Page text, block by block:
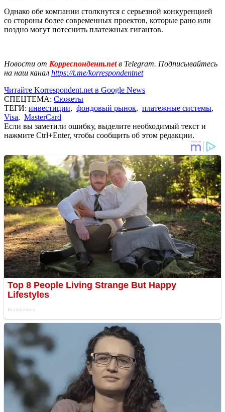
Однако обе компании столкнутся с серьезной конкуренцией
со стороны более современных проектов, которые рано или
поздно могут потеснить платежных гигантов.
Новости от Корреспондент.netв Telegram. Подписывайтесь
на наш канал https://t.me/korrespondentnet
Читайте Korrespondent.net в Google News
СПЕЦТЕМА: Сюжеты
ТЕГИ: инвестиции, фондовый рынок, платежные системы,
Visa, MasterCard
Если вы заметили ошибку, выделите необходимый текст и
нажмите Ctrl+Enter, чтобы сообщить об этом редакции.